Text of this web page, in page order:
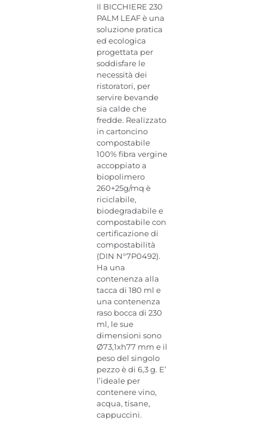
Il BICCHIERE 230
PALM LEAF è una
soluzione pratica
ed ecologica
progettata per
soddisfare le
necessità dei
ristoratori, per
servire bevande
sia calde che
fredde. Realizzato
in cartoncino
compostabile
100% fibra vergine
accoppiato a
biopolimero
260+25g/mq è
riciclabile,
biodegradabile e
compostabile con
certificazione di
compostabilità
(DIN N°7P0492).
Ha una
contenenza alla
tacca di 180 ml e
una contenenza
raso bocca di 230
ml, le sue
dimensioni sono
Ø73,1xh77 mm e il
peso del singolo
pezzo è di 6,3 g. E’
l’ideale per
contenere vino,
acqua, tisane,
cappuccini.